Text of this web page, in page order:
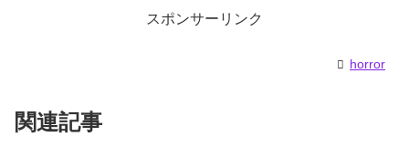
スポンサーリンク
horror
関連記事